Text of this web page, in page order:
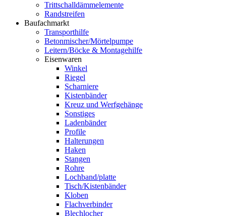
Trittschalldämmelemente
Randstreifen
Baufachmarkt
Transporthilfe
Betonmischer/Mörtelpumpe
Leitern/Böcke & Montagehilfe
Eisenwaren
Winkel
Riegel
Scharniere
Kistenbänder
Kreuz und Werfgehänge
Sonstiges
Ladenbänder
Profile
Halterungen
Haken
Stangen
Rohre
Lochband/platte
Tisch/Kistenbänder
Kloben
Flachverbinder
Blechlocher